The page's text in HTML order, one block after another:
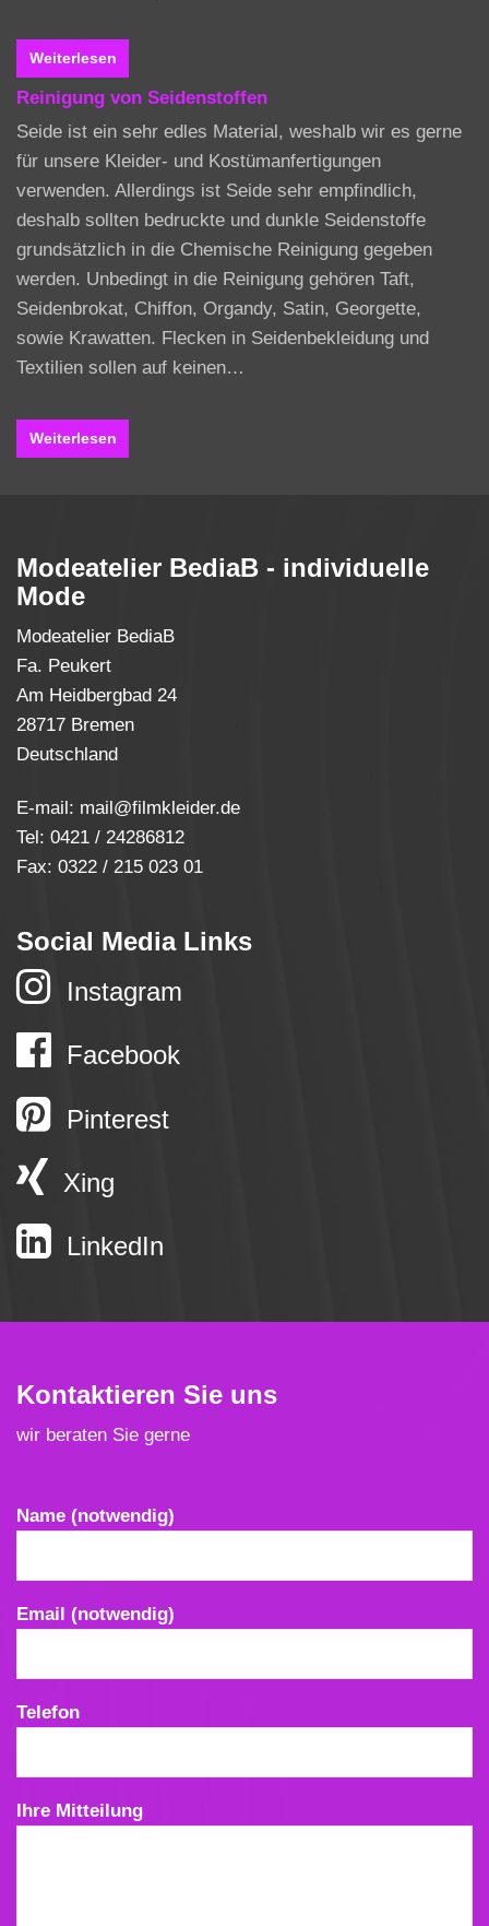
Weiterlesen
Reinigung von Seidenstoffen
Seide ist ein sehr edles Material, weshalb wir es gerne
für unsere Kleider- und Kostümanfertigungen
verwenden. Allerdings ist Seide sehr empfindlich,
deshalb sollten bedruckte und dunkle Seidenstoffe
grundsätzlich in die Chemische Reinigung gegeben
werden. Unbedingt in die Reinigung gehören Taft,
Seidenbrokat, Chiffon, Organdy, Satin, Georgette,
sowie Krawatten. Flecken in Seidenbekleidung und
Textilien sollen auf keinen…
Weiterlesen
Modeatelier BediaB - individuelle
Mode
Modeatelier BediaB
Fa. Peukert
Am Heidbergbad 24
28717 Bremen
Deutschland
E-mail: mail @filmkleider.de
Tel: 0421 / 24286812
Fax: 0322 / 215 023 01
Social Media Links
Instagram
Facebook
Pinterest
Xing
LinkedIn
Kontaktieren Sie uns
wir beraten Sie gerne
Bitte lasse dieses Feld leer.
Name (notwendig)
Email (notwendig)
Telefon
Ihre Mitteilung